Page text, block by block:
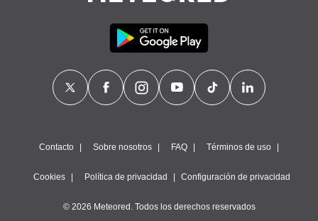
Contacto Sobre nosotros FAQ Términos de uso
Cookies Política de privacidad Configuración de privacidad
© 2026 Meteored. Todos los derechos reservados